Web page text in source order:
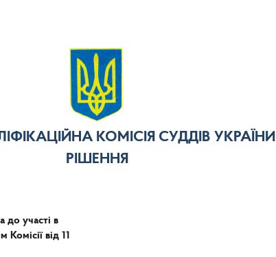
КОМІСІЯ СУДДІВ УКРАЇНИ
РІШЕННЯ
до участі в
від 11